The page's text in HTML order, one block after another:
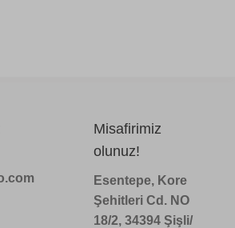
Misafirimiz
olunuz!
Esentepe, Kore
Şehitleri Cd. NO
18/2, 34394 Şişli/